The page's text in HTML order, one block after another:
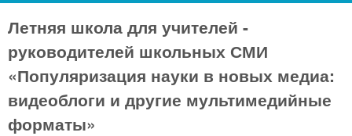
Летняя школа для учителей -
руководителей школьных СМИ
«Популяризация науки в новых медиа:
видеоблоги и другие мультимедийные
форматы»